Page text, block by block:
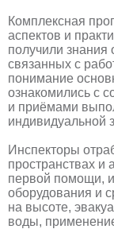
Комплексная
аспектов и
получили знания
связанных с
понимание
ознакомились с
и приёмами
индивидуальной
Инспекторы
пространствах и
первой помощи,
оборудования и
на высоте,
воды,